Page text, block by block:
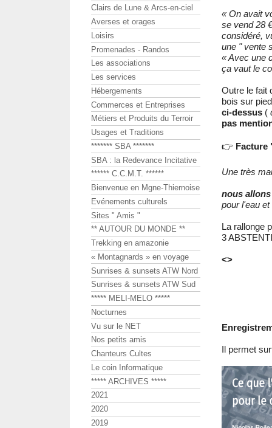
« On avait
se vend 28
considéré,
une " vente
« Avec une
ça vaut le
Outre le fait
bois sur
ci-dessus (
pas
👉 Facture
Une très
nous
pour l'eau
La rallonge
3
<>
Il permet
Clairs de Lune & Arcs-en-ciel
Averses et orages
Loisirs
Promenades - Randos
Les associations
Les services
Hébergements
Commerces et Entreprises
Métiers et Produits du Terroir
Usages et Traditions
******* SBA *******
SBA : la Redevance Incitative
****** C.C.M.T. ******
Bienvenue en Mgne-Thiernoise
Evénements culturels
Sites " Amis "
** AUTOUR DU MONDE **
Trekking en amazonie
« Montagnards » en voyage
Sunrises & sunsets ATW Nord
Sunrises & sunsets ATW Sud
***** MELI-MELO *****
Nocturnes
Vu sur le NET
Nos petits amis
Chanteurs Cultes
Le coin Informatique
***** ARCHIVES *****
2021
2020
2019